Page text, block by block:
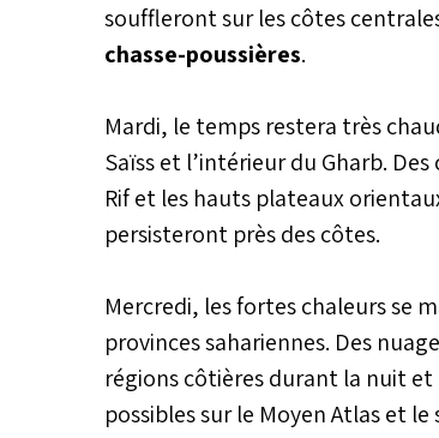
souffleront sur les côtes
chasse-poussières.
Mardi, le temps restera très
Saïss et l’intérieur du Gharb.
Rif et les hauts plateaux
persisteront près des côtes.
Mercredi, les fortes chaleurs se
provinces sahariennes. Des
régions côtières durant la nuit
possibles sur le Moyen Atlas et le